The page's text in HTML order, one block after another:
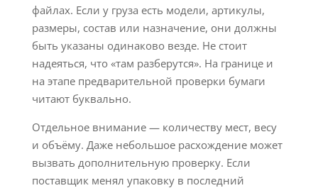
файлах. Если у груза есть модели, артикулы,
размеры, состав или назначение, они должны
быть указаны одинаково везде. Не стоит
надеяться, что «там разберутся». На границе и
на этапе предварительной проверки бумаги
читают буквально.
Отдельное внимание — количеству мест, весу
и объёму. Даже небольшое расхождение может
вызвать дополнительную проверку. Если
поставщик менял упаковку в последний